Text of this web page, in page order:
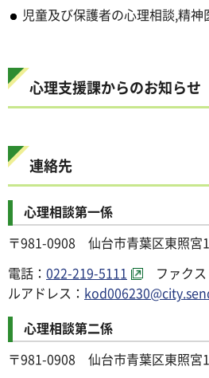
児童及び保護者の心理相談,精神
心理支援課からのお知らせ
連絡先
心理相談第一係
〒981-0908 仙台市青葉区東照宮
電話： 022-219-5111
ファク
ルアドレス：
心理相談第二係
〒981-0908 仙台市青葉区東照宮